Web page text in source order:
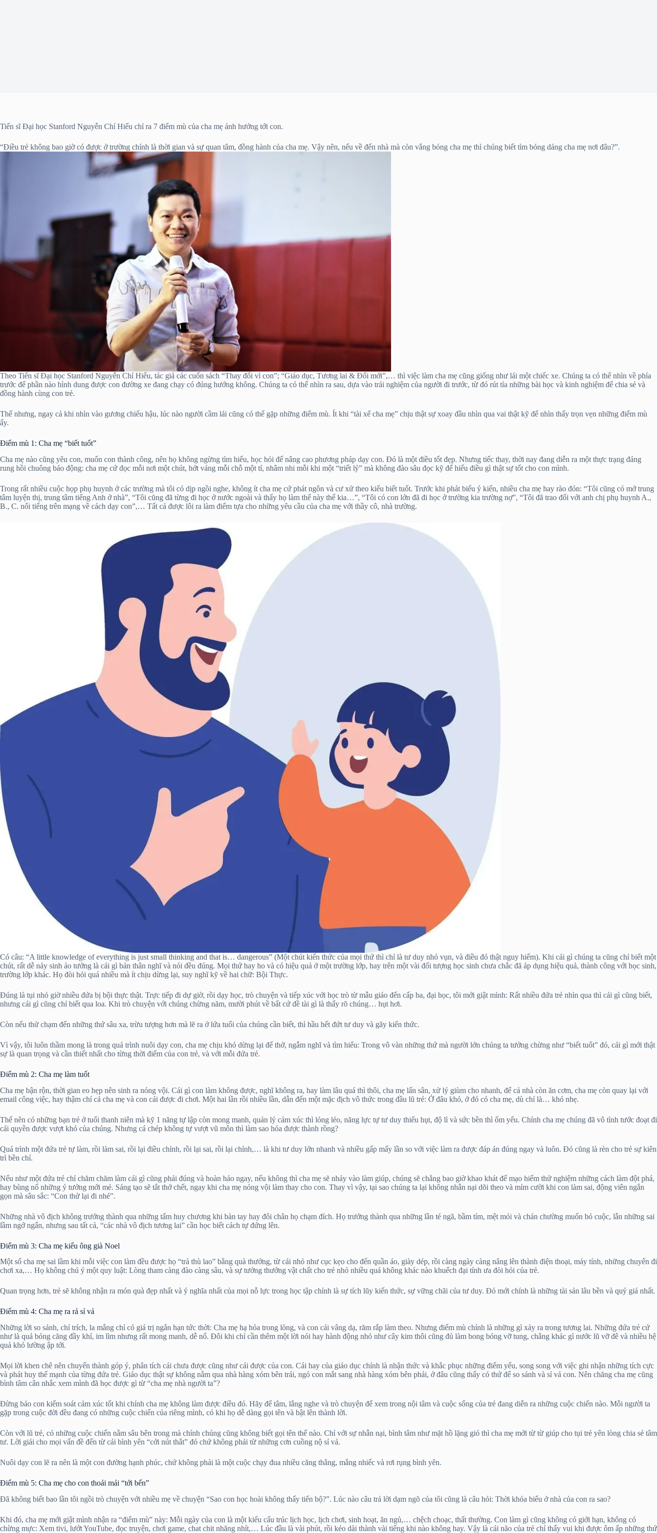
Tiến sĩ Đại học Stanford Nguyễn Chí Hiếu chỉ ra 7 điểm mù của cha mẹ ảnh hưởng tới con.
“Điều trẻ không bao giờ có được ở trường chính là thời gian và sự quan tâm, đồng hành của cha mẹ. Vậy nên, nếu về đến nhà mà còn vắng bóng cha mẹ thì chúng biết tìm bóng dáng cha mẹ nơi đâu?”.
Theo Tiến sĩ Đại học Stanford Nguyễn Chí Hiếu, tác giả các cuốn sách “Thay đổi vì con”; “Giáo dục, Tương lai & Đổi mới”,… thì việc làm cha mẹ cũng giống như lái một chiếc xe. Chúng ta có thể nhìn về phía
trước để phần nào hình dung được con đường xe đang chạy có đúng hướng không. Chúng ta có thể nhìn ra sau, dựa vào trải nghiệm của người đi trước, từ đó rút tỉa những bài học và kinh nghiệm để chia sẻ và
đồng hành cùng con trẻ.
Thế nhưng, ngay cả khi nhìn vào gương chiếu hậu, lúc nào người cầm lái cũng có thể gặp những điểm mù. Ít khi “tài xế cha mẹ” chịu thật sự xoay đầu nhìn qua vai thật kỹ để nhìn thấy trọn vẹn những điểm mù
ấy.
Điểm mù 1: Cha mẹ “biết tuốt”
Cha mẹ nào cũng yêu con, muốn con thành công, nên họ không ngừng tìm hiểu, học hỏi để nâng cao phương pháp dạy con. Đó là một điều tốt đẹp. Nhưng tiếc thay, thời nay đang diễn ra một thực trạng đáng
rung hồi chuông báo động: cha mẹ cứ đọc mỗi nơi một chút, hớt váng mỗi chỗ một tí, nhâm nhi mỗi khi một “triết lý” mà không đào sâu đọc kỹ để hiểu điều gì thật sự tốt cho con mình.
Trong rất nhiều cuộc họp phụ huynh ở các trường mà tôi có dịp ngồi nghe, không ít cha mẹ cứ phát ngôn và cư xử theo kiểu biết tuốt. Trước khi phát biểu ý kiến, nhiều cha mẹ hay rào đón: “Tôi cũng có mở trung
tâm luyện thị, trung tâm tiếng Anh ở nhà”, “Tôi cũng đã từng đi học ở nước ngoài và thấy họ làm thế này thế kia…”, “Tôi có con lớn đã đi học ở trường kia trường nợ”, “Tôi đã trao đổi với anh chị phụ huynh A.,
B., C. nổi tiếng trên mạng về cách dạy con”,… Tất cả được lôi ra làm điểm tựa cho những yêu cầu của cha mẹ với thầy cô, nhà trường.
Có câu: “A little knowledge of everything is just small thinking and that is… dangerous” (Một chút kiến thức của mọi thứ thì chỉ là tư duy nhỏ vụn, và điều đó thật nguy hiểm). Khi cái gì chúng ta cũng chỉ biết một
chút, rất dễ nảy sinh ảo tưởng là cái gì bản thân nghĩ và nói đều đúng. Mọi thứ hay ho và có hiệu quả ở một trường lớp, hay trên một vài đối tượng học sinh chưa chắc đã áp dụng hiệu quả, thành công với học sinh,
trường lớp khác. Họ đòi hỏi quá nhiều mà ít chịu dừng lại, suy nghĩ kỹ về hai chữ: Bội Thực.
Đúng là tụi nhỏ giờ nhiều đứa bị bội thực thật. Trực tiếp đi dự giờ, rồi dạy học, trò chuyện và tiếp xúc với học trò từ mẫu giáo đến cấp ba, đại học, tôi mới giật mình: Rất nhiều đứa trẻ nhìn qua thì cái gì cũng biết,
nhưng cái gì cũng chỉ biết qua loa. Khi trò chuyện với chúng chừng năm, mười phút về bất cứ đề tài gì là thấy rõ chúng… hụt hơi.
Còn nếu thử chạm đến những thứ sâu xa, trừu tượng hơn mà lẽ ra ở lứa tuổi của chúng cần biết, thì hầu hết đứt tư duy và gãy kiến thức.
Vì vậy, tôi luôn thầm mong là trong quá trình nuôi dạy con, cha mẹ chịu khó dừng lại để thở, ngẫm nghĩ và tìm hiểu: Trong vô vàn những thứ mà người lớn chúng ta tưởng chừng như “biết tuốt” đó, cái gì mới thật
sự là quan trọng và cần thiết nhất cho từng thời điểm của con trẻ, và với mỗi đứa trẻ.
Điểm mù 2: Cha mẹ làm tuốt
Cha mẹ bận rộn, thời gian eo hẹp nên sinh ra nóng vội. Cái gì con làm không được, nghĩ không ra, hay làm lâu quá thì thôi, cha mẹ lấn sân, xử lý giùm cho nhanh, để cả nhà còn ăn cơm, cha mẹ còn quay lại với
email công việc, hay thậm chí cả cha mẹ và con cái được đi chơi. Một hai lần rồi nhiều lần, dẫn đến một mặc địch vô thức trong đầu lũ trẻ: Ở đâu khó, ở đó có cha mẹ, dù chỉ là… khó nhẹ.
Thế nên có những bạn trẻ ở tuổi thanh niên mà kỹ 1 năng tự lập còn mong manh, quản lý cảm xúc thì lỏng lẻo, năng lực tự tư duy thiếu hụt, độ lì và sức bền thì ốm yếu. Chính cha mẹ chúng đã vô tình tước đoạt đi
cái quyền được vượt khó của chúng. Nhưng cá chép không tự vượt vũ môn thì làm sao hóa được thành rồng?
Quá trình một đứa trẻ tự làm, rồi làm sai, rồi lại điều chỉnh, rồi lại sai, rồi lại chỉnh,… là khi tư duy lớn nhanh và nhiều gấp mấy lần so với việc làm ra được đáp án đúng ngay và luôn. Đó cũng là rèn cho trẻ sự kiên
trì bền chí.
Nếu như một đứa trẻ chỉ chăm chăm làm cái gì cũng phải đúng và hoàn hảo ngay, nếu không thì cha mẹ sẽ nhảy vào làm giúp, chúng sẽ chẳng bao giờ khao khát để mạo hiểm thử nghiệm những cách làm đột phá,
hay bùng nổ những ý tưởng mới mẻ. Sáng tạo sẽ tắt thở chết, ngay khi cha mẹ nóng vội làm thay cho con. Thay vì vậy, tại sao chúng ta lại không nhẫn nại dõi theo và mỉm cười khi con làm sai, động viên ngắn
gọn mà sâu sắc: “Con thử lại đi nhé”.
Những nhà vô địch không trưởng thành qua những tấm huy chương khi bàn tay hay đôi chân họ chạm đích. Họ trưởng thành qua những lần té ngã, bầm tím, mệt mỏi và chán chường muốn bỏ cuộc, lẫn những sai
lầm ngớ ngẩn, nhưng sau tất cả, “các nhà vô địch tương lai” cần học biết cách tự đứng lên.
Điểm mù 3: Cha mẹ kiểu ông già Noel
Một số cha mẹ sai lầm khi mỗi việc con làm đều được họ “trả thù lao” bằng quà thưởng, từ cái nhỏ như cục kẹo cho đến quần áo, giày dép, rồi càng ngày càng nâng lên thành điện thoại, máy tính, những chuyến đi
chơi xa,… Họ không chú ý một quy luật: Lòng tham càng đào càng sâu, và sự tưởng thưởng vật chất cho trẻ nhỏ nhiều quá không khác nào khuếch đại tính ưa đòi hỏi của trẻ.
Quan trọng hơn, trẻ sẽ không nhận ra món quà đẹp nhất và ý nghĩa nhất của mọi nỗ lực trong học tập chính là sự tích lũy kiến thức, sự vững chãi của tư duy. Đó mới chính là những tài sản lâu bền và quý giá nhất.
Điểm mù 4: Cha mẹ ra rả sỉ vả
Những lời so sánh, chỉ trích, la mắng chỉ có giá trị ngắn hạn tức thời: Cha mẹ hạ hỏa trong lòng, và con cái vâng dạ, răm rắp làm theo. Nhưng điểm mù chính là những gì xảy ra trong tương lai. Những đứa trẻ cứ
như là quả bóng căng đầy khí, im lìm nhưng rất mong manh, dễ nổ. Đôi khi chỉ cần thêm một lời nói hay hành động nhỏ như cây kim thôi cũng đủ làm bong bóng vỡ tung, chẳng khác gì nước lũ vỡ đê và nhiều hệ
quả khó lường ập tới.
Mọi lời khen chê nên chuyển thành góp ý, phân tích cái chưa được cũng như cái được của con. Cái hay của giáo dục chính là nhận thức và khắc phục những điểm yếu, song song với việc ghi nhận những tích cực
và phát huy thế mạnh của từng đứa trẻ. Giáo dục thật sự không nằm qua nhà hàng xóm bên trái, ngó con mắt sang nhà hàng xóm bên phải, ở đâu cũng thấy có thứ để so sánh và sỉ vả con. Nên chăng cha mẹ cũng
bình tâm cân nhắc xem mình đã học được gì từ “cha mẹ nhà người ta”?
Đừng bảo con kiểm soát cảm xúc tốt khi chính cha mẹ không làm được điều đó. Hãy để tâm, lắng nghe và trò chuyện để xem trong nội tâm và cuộc sống của trẻ đang diễn ra những cuộc chiến nào. Mỗi người ta
gặp trong cuộc đời đều đang có những cuộc chiến của riêng mình, có khi họ dễ dàng gọi tên và bật lên thành lời.
Còn với lũ trẻ, có những cuộc chiến nằm sâu bên trong mà chính chúng cũng không biết gọi tên thế nào. Chỉ với sự nhẫn nại, bình tâm như mặt hồ lặng gió thì cha mẹ mới từ từ giúp cho tụi trẻ yên lòng chia sẻ tâm
tư. Lời giải cho mọi vấn đề đến từ cái bình yên “cởi nút thắt” đó chứ không phải từ những cơn cuồng nộ sỉ vả.
Nuôi dạy con lẽ ra nên là một con đường hạnh phúc, chứ không phải là một cuộc chạy đua nhiều căng thẳng, mắng nhiếc và rơi rụng bình yên.
Điểm mù 5: Cha mẹ cho con thoải mái “tới bến”
Đã không biết bao lần tôi ngồi trò chuyện với nhiều mẹ về chuyện “Sao con học hoài không thấy tiến bộ?”. Lúc nào câu trả lời dạm ngõ của tôi cũng là câu hỏi: Thời khóa biểu ở nhà của con ra sao?
Khi đó, cha mẹ mới giật mình nhận ra “điểm mù” này: Mỗi ngày của con là một kiểu cấu trúc lịch học, lịch chơi, sinh hoạt, ăn ngủ,… chệch choạc, thất thường. Con làm gì cũng không có giới hạn, không có
chừng mực: Xem tivi, lướt YouTube, đọc truyện, chơi game, chat chit nhăng nhít,… Lúc đầu là vài phút, rồi kéo dài thành vài tiếng khi nào không hay. Vậy là cái não của trẻ chỉ thấy vui khi được ôm ấp những thứ